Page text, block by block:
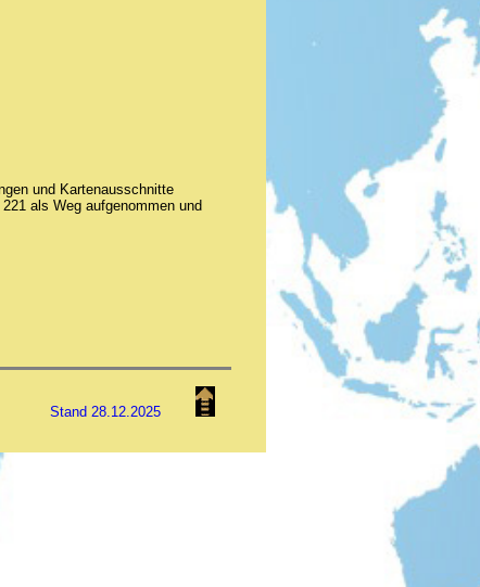
und Kartenausschnitte
als Weg aufgenommen und
Stand 28.12.2025